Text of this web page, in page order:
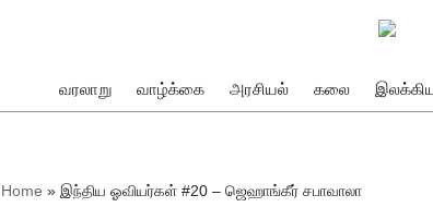
வரலாறு வாழ்க்கை அரசியல் கலை
Home » இந்திய ஓவியர்கள் #20 – ஜெஹாங்கீர் சபாவாலா